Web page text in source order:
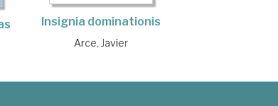
Insignia dominationis
Arce, Javier